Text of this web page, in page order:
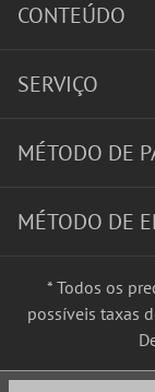
CONTEÚDO
SERVIÇO
MÉTODO DE
MÉTODO DE
* Todos os
possíveis taxas